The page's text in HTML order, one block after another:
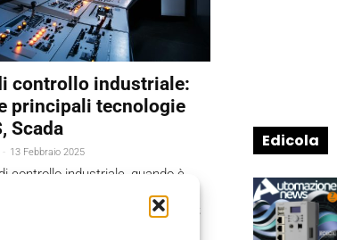
controllo industriale:
principali tecnologie
Scada
- 13 Febbraio 2025
controllo industriale, quando è
DCS o SCADA? E quali sono
tendenze in atto nel settore ICS
Edicola